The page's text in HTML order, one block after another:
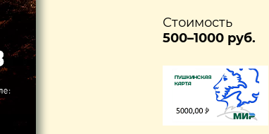
Стоимость
500–1000 руб.